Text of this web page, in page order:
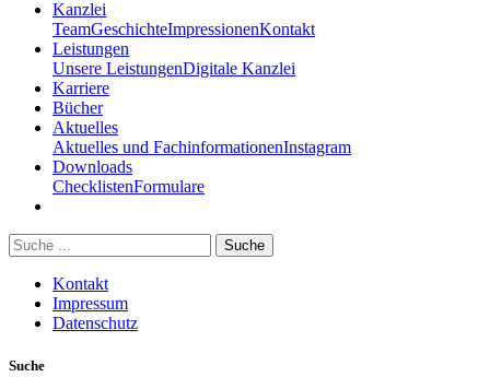
Kanzlei
TeamGeschichteImpressionenKontakt
Leistungen
Unsere LeistungenDigitale Kanzlei
Karriere
Bücher
Aktuelles
Aktuelles und FachinformationenInstagram
Downloads
ChecklistenFormulare
Suche
Kontakt
Impressum
Datenschutz
Suche